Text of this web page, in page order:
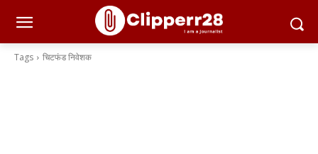
Tags चिटफंड निवेशक